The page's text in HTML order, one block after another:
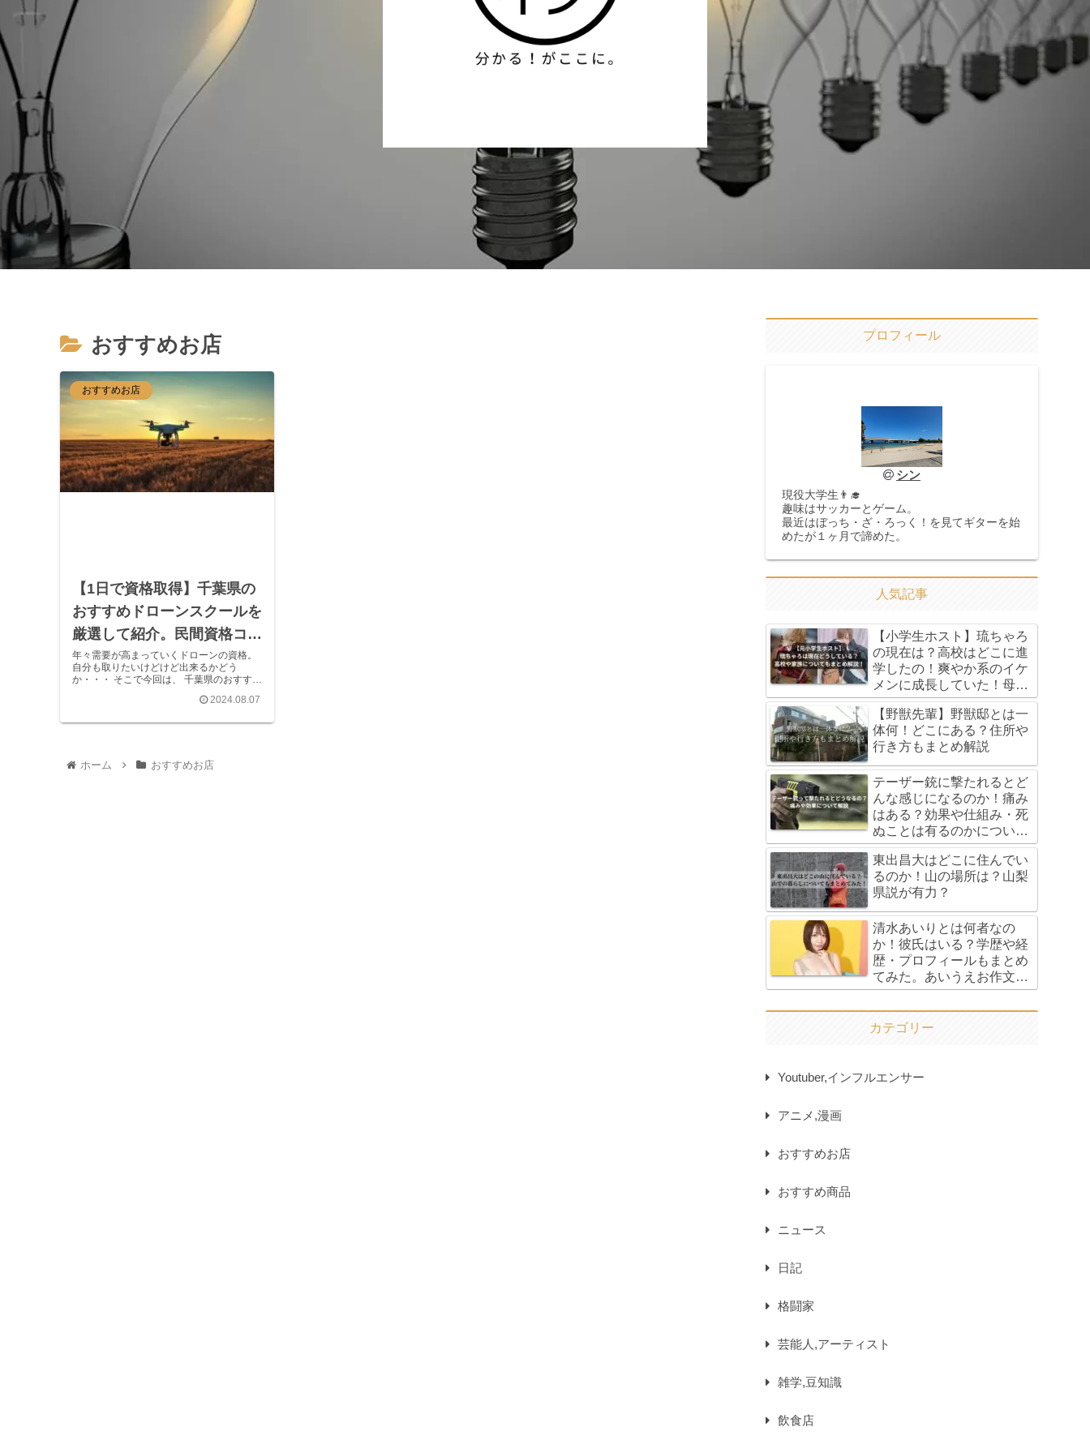
おすすめお店
おすすめお店
【1日で資格取得】千葉県の
おすすめドローンスクールを
厳選して紹介。民間資格コー
スや国家資格コースも！ドロ
ーンスクール千葉TBT。
年々需要が高まっていくドローンの資格。
自分も取りたいけどけど出来るかどう
か・・・ そこで今回は、 千葉県のおすすめ
び方や料金の目安も合わせてまとめ解説し
職に役立...
2024.08.07
ホーム おすすめお店
プロフィール
シン
現役大学生👨‍🎓
趣味はサッカーとゲーム。
最近はぼっち・ざ・ろっく！を見てギターを始
めたが１ヶ月で諦めた。
人気記事
【小学生ホスト】琉ちゃろ
の現在は？高校はどこに進
学したの！爽やか系のイケ
メンに成長していた！母親
や父親・本名もまとめてみ
た
【野獣先輩】野獣邸とは一
体何！どこにある？住所や
行き方もまとめ解説
テーザー銃に撃たれるとど
んな感じになるのか！痛み
はある？効果や仕組み・死
ぬことは有るのかについて
も解説！
東出昌大はどこに住んでい
るのか！山の場所は？山梨
県説が有力？
清水あいりとは何者なの
か！彼氏はいる？学歴や経
歴・プロフィールもまとめ
てみた。あいうえお作文ネ
タやパチンコタイアップの
経緯も！
カテゴリー
Youtuber,インフルエンサー
アニメ,漫画
おすすめお店
おすすめ商品
ニュース
日記
格闘家
芸能人,アーティスト
雑学,豆知識
飲食店